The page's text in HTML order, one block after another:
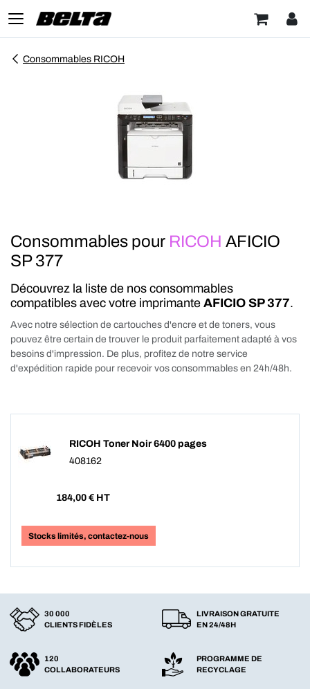
Consommables RICOH
Consommables pour RICOH AFICIO
SP 377
Découvrez la liste de nos consommables
compatibles avec votre imprimante AFICIO SP 377.
Avec notre sélection de cartouches d'encre et de toners, vous
pouvez être certain de trouver le produit parfaitement adapté à vos
besoins d'impression. De plus, profitez de notre service
d'expédition rapide pour recevoir vos consommables en 24h/48h.
RICOH Toner Noir 6400 pages
408162
184,00 € HT
Stocks limités, contactez-nous
30 000
CLIENTS FIDÈLES
LIVRAISON GRATUITE
EN 24/48H
120
COLLABORATEURS
PROGRAMME DE
RECYCLAGE